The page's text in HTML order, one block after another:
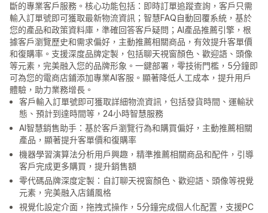
斷的專業客戶服務。核心功能包括：即時訂單追蹤查詢，客戶只需
輸入訂單號即可獲取最新物流資訊；智慧FAQ自動回覆系統，基於
您的產品和政策資料庫，準確回答客戶疑問；AI產品推薦引擎，根
據客戶瀏覽歷史和需求偏好，主動推薦相關商品，有效提升客單價
和復購率。支援深度品牌定製，包括聊天視窗顏色、歡迎語、頭像
等元素，完美融入您的品牌形象。一鍵部署，零技術門檻，5分鐘即
可為您的電商店鋪添加專業AI客服。顯著降低人工成本，提升用戶
體驗，助力業務增長。
客戶輸入訂單號即可獲取詳細物流資訊，包括發貨時間、運輸狀
態、預計到達時間等，24小時智慧服務
AI智慧銷售助手：基於客戶瀏覽行為和購買偏好，主動推薦相關
產品，顯著提升客單價和復購率
機器學習演算法分析用戶興趣，精準推薦相關商品和配件，引導
客戶完成更多購買，提升銷售額
零代碼品牌深度定製：自訂聊天視窗顏色、歡迎語、頭像等視覺
元素，完美融入店鋪風格
視覺化設定介面，拖拽式操作，5分鐘完成個人化配置，支援PC